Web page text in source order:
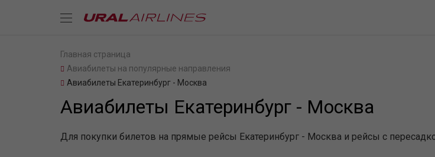
Главная страница
Авиабилеты на популярные направления
Авиабилеты Екатеринбург - Москва
Авиабилеты Екатеринбург - Москва
Для покупки билетов на прямые рейсы Екатеринбург - Москва и рейсы с